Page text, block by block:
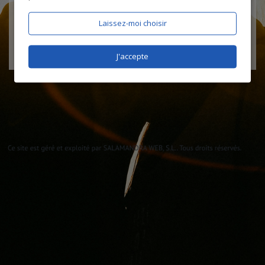
Laissez-moi choisir
J'accepte